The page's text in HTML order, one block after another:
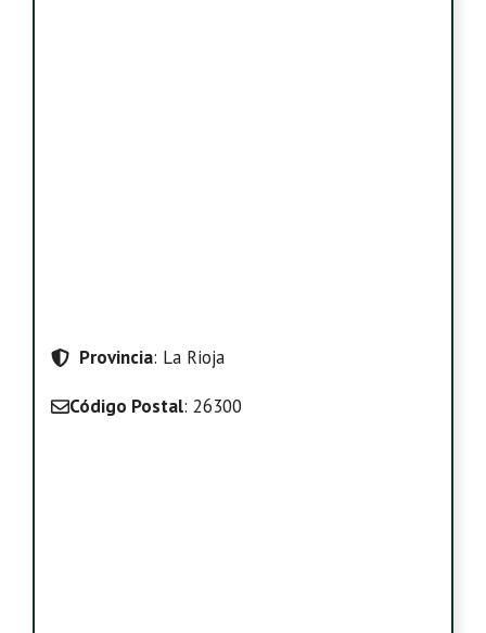
Provincia: La Rioja
Código Postal: 26300